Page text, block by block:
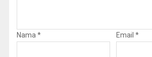
Nama* Email *